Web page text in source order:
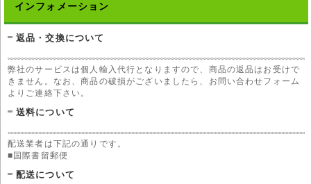
インフォメーション
返品・交換について
弊社のサービスは個人輸入代行となりますので、商品の返品はお受けで
きません。なお、商品の破損がございましたら、お問い合わせフォーム
よりご連絡下さい。
送料について
配送業者は下記の通りです。
■国際書留郵便
配送について